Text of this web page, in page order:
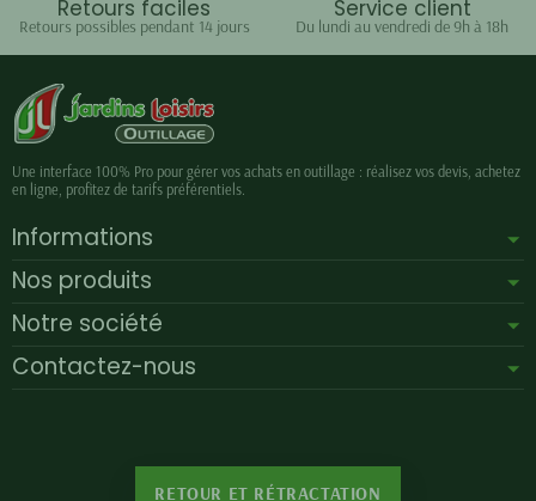
Retours faciles
Retours possibles pendant 14 jours
Service client
Du lundi au vendredi de 9h à 18h
Une interface 100% Pro pour gérer vos achats en outillage : réalisez vos devis, achetez
en ligne, profitez de tarifs préférentiels.
Informations
Nos produits
Notre société
Contactez-nous
RETOUR ET RÉTRACTATION